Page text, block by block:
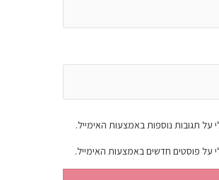
על תגובות נוספות באמצעות האימייל.
על פוסטים חדשים באמצעות האימייל.